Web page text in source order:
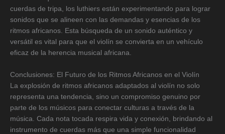
cuerdas de tripa, los luthiers están experimentando para lograr
sonidos que se alineen con las demandas y esencias de los
ritmos africanos. Esta búsqueda de un sonido auténtico y
versátil es vital para que el violín se convierta en un vehículo
eficaz de la herencia musical africana.
Conclusiones: El Futuro de los Ritmos Africanos en el Violín
La explosión de ritmos africanos adaptados al violín no solo
representa una tendencia, sino un compromiso genuino por
parte de los músicos para conectar culturas a través de la
música. Cada nota tocada respira vida y conexión, brindando al
instrumento de cuerdas más que una simple funcionalidad